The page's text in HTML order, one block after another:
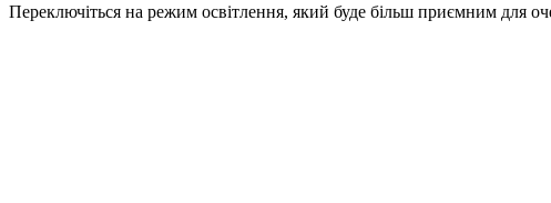
Переключіться на режим освітлення, який буде більш приємним для